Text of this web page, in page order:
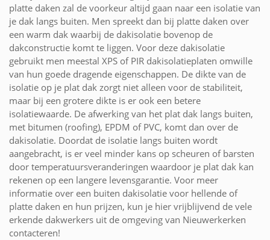
platte daken zal de voorkeur altijd gaan naar een isolatie van
je dak langs buiten. Men spreekt dan bij platte daken over
een warm dak waarbij de dakisolatie bovenop de
dakconstructie komt te liggen. Voor deze dakisolatie
gebruikt men meestal XPS of PIR dakisolatieplaten omwille
van hun goede dragende eigenschappen. De dikte van de
isolatie op je plat dak zorgt niet alleen voor de stabiliteit,
maar bij een grotere dikte is er ook een betere
isolatiewaarde. De afwerking van het plat dak langs buiten,
met bitumen (roofing), EPDM of PVC, komt dan over de
dakisolatie. Doordat de isolatie langs buiten wordt
aangebracht, is er veel minder kans op scheuren of barsten
door temperatuursveranderingen waardoor je plat dak kan
rekenen op een langere levensgarantie. Voor meer
informatie over een buiten dakisolatie voor hellende of
platte daken en hun prijzen, kun je hier vrijblijvend de vele
erkende dakwerkers uit de omgeving van Nieuwerkerken
contacteren!